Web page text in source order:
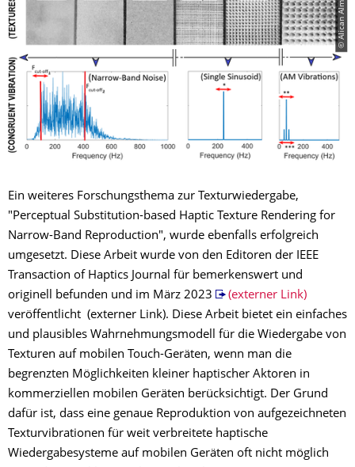
© Alican Alma
Ein weiteres Forschungsthema zur Texturwiedergabe,
"Perceptual Substitution-based Haptic Texture Rendering for
Narrow-Band Reproduction", wurde ebenfalls erfolgreich
umgesetzt. Diese Arbeit wurde von den Editoren der IEEE
Transaction of Haptics Journal für bemerkenswert und
originell befunden und im März 2023
(externer Link)
veröffentlicht (externer Link). Diese Arbeit bietet ein einfaches
und plausibles Wahrnehmungsmodell für die Wiedergabe von
Texturen auf mobilen Touch-Geräten, wenn man die
begrenzten Möglichkeiten kleiner haptischer Aktoren in
kommerziellen mobilen Geräten berücksichtigt. Der Grund
dafür ist, dass eine genaue Reproduktion von aufgezeichneten
Texturvibrationen für weit verbreitete haptische
Wiedergabesysteme auf mobilen Geräten oft nicht möglich